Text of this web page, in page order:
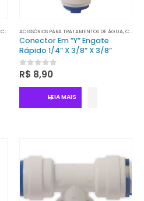
CONECTORES ACESSÓRIOS PARA TRATAMENTOS DE ÁGUA,CONECTORES
Conector Em ”Y” Engate
Rápido 1/4” X 3/8” X 3/8”
0out of 5
R$ 8,90
LEIA MAIS
0out of 5
R$5.610,80